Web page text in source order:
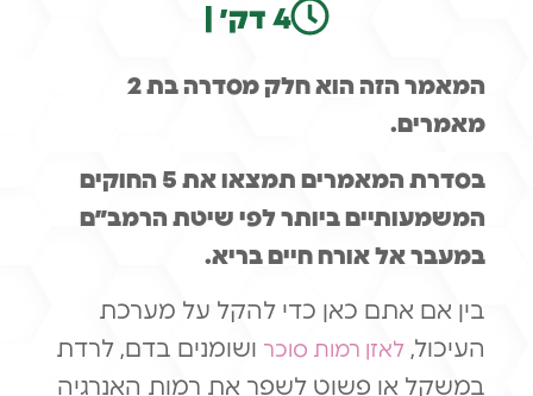
4 דק׳ |
המאמר הזה הוא חלק מסדרה בת 2
מאמרים.
בסדרת המאמרים תמצאו את 5 החוקים
המשמעותיים ביותר לפי שיטת הרמב״ם
במעבר אל אורח חיים בריא.
בין אם אתם כאן כדי להקל על מערכת
העיכול,לאזן רמות סוכרושומנים בדם, לרדת
במשקל או פשוט לשפר את רמות האנרגיה